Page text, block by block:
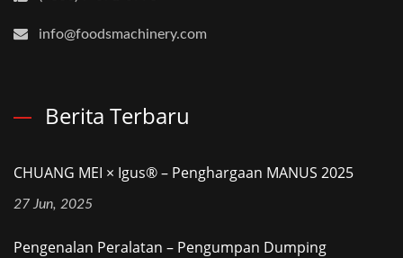
info@foodsmachinery.com
Berita Terbaru
CHUANG MEI × Igus® – Penghargaan MANUS 2025
27 Jun, 2025
Pengenalan Peralatan – Pengumpan Dumping